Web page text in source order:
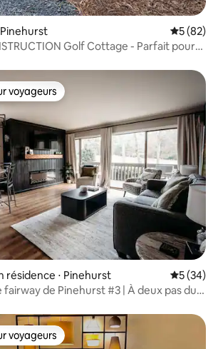
5 (82)
Golf Cottage - Parfait pour
les plus appréciés
voyageurs
⋅ Pinehurst
5 (34)
fairway de Pinehurst #3 | À deux pas du
les plus appréciés
voyageurs